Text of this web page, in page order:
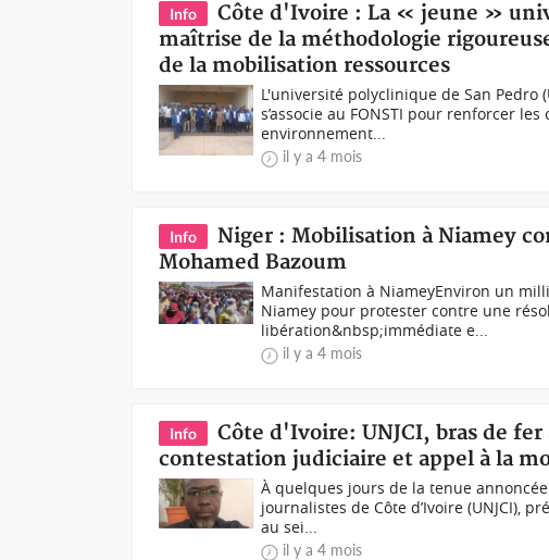
Info
Côte d'Ivoire : La « jeune »
maîtrise de la méthodologie
de la mobilisation ressources
L'université polyclinique de San Pedro
s’associe au FONSTI pour renforcer
environnement...
il y a 4 mois
Info
Niger : Mobilisation à Niamey
Mohamed Bazoum
Manifestation à NiameyEnviron un
Niamey pour protester contre une
libération&nbsp;immédiate e...
il y a 4 mois
Info
Côte d'Ivoire: UNJCI, bras de
contestation judiciaire et appel à la
À quelques jours de la tenue
journalistes de Côte d’Ivoire (UNJCI),
au sei...
il y a 4 mois